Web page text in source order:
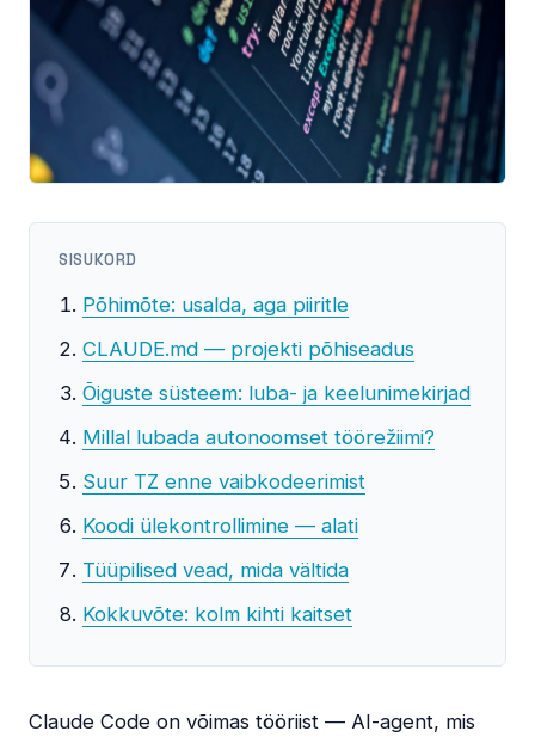
SISUKORD
Põhimõte: usalda, aga piiritle
CLAUDE.md — projekti põhiseadus
Õiguste süsteem: luba- ja keelunimekirjad
Millal lubada autonoomset töörežiimi?
Suur TZ enne vaibkodeerimist
Koodi ülekontrollimine — alati
Tüüpilised vead, mida vältida
Kokkuvõte: kolm kihti kaitset
Claude Code on võimas tööriist — AI-agent, mis